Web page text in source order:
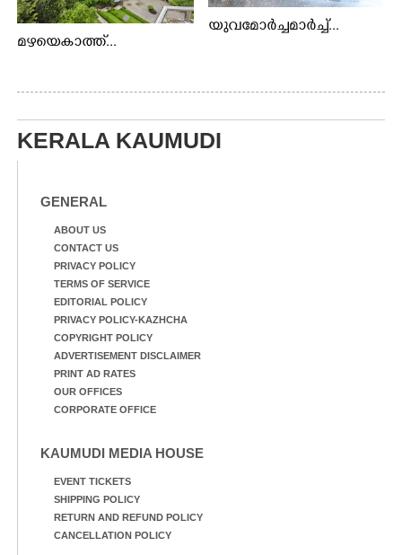
മഴയെകാത്ത്...
യുവമോർച്ചമാർച്ച്...
KERALA KAUMUDI
GENERAL
ABOUT US
CONTACT US
PRIVACY POLICY
TERMS OF SERVICE
EDITORIAL POLICY
PRIVACY POLICY-KAZHCHA
COPYRIGHT POLICY
ADVERTISEMENT DISCLAIMER
PRINT AD RATES
OUR OFFICES
CORPORATE OFFICE
KAUMUDI MEDIA HOUSE
EVENT TICKETS
SHIPPING POLICY
RETURN AND REFUND POLICY
CANCELLATION POLICY